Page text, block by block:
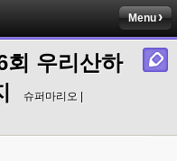
Menu
회 우리산하
슈퍼마리오 |